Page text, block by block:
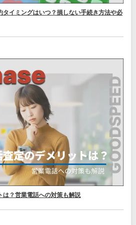
タイミングはいつ？損しない手続き方法や必
は？営業電話への対策も解説